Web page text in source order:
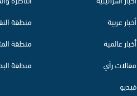
أخبار عربية
أخبار عالمية
مقالات رأي
فيديو
منطقة
منطقة
منطقة